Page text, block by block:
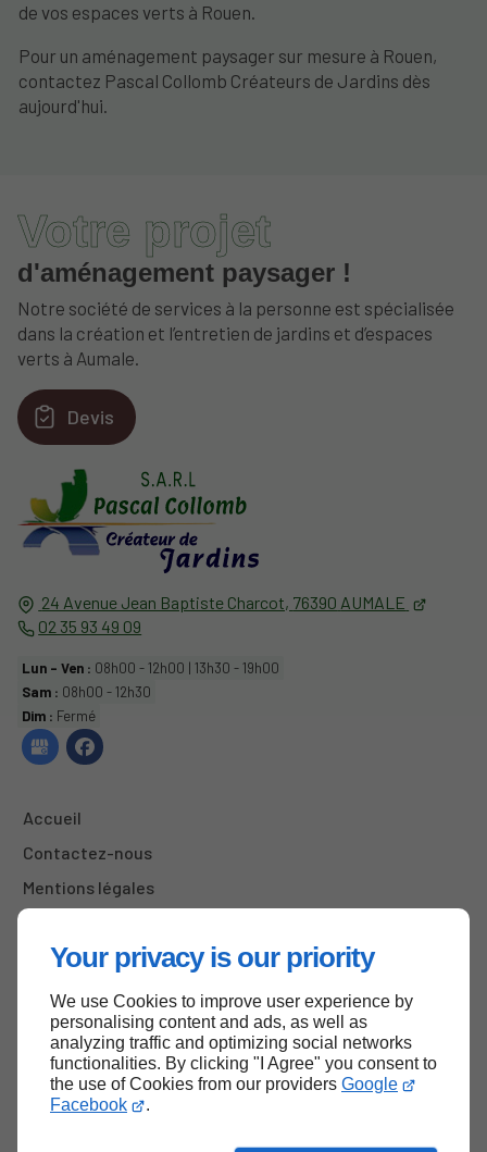
Your privacy is our priority
We use Cookies to improve user experience by
personalising content and ads, as well as
analyzing traffic and optimizing social networks
functionalities. By clicking "I Agree" you consent to
the use of Cookies from our providers Google
Facebook
.
de vos espaces verts à Rouen.
Pour un aménagement paysager sur mesure à Rouen,
contactez Pascal Collomb Créateurs de Jardins dès
aujourd'hui.
24 Avenue Jean Baptiste Charcot, 76390 AUMALE
02 35 93 49 09
Lun - Ven : 08h00 - 12h00 | 13h30 - 19h00
Sam : 08h00 - 12h30
Dim : Fermé
Accueil
Contactez-nous
Mentions légales
Votre projet
d'aménagement paysager !
Notre société de services à la personne est spécialisée
dans la création et l’entretien de jardins et d’espaces
verts à Aumale.
Devis
Haut de page